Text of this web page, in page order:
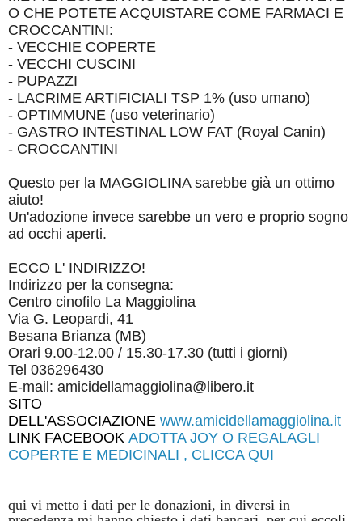
O CHE POTETE ACQUISTARE COME FARMACI E
CROCCANTINI:
- VECCHIE COPERTE
- VECCHI CUSCINI
- PUPAZZI
- LACRIME ARTIFICIALI TSP 1% (uso umano)
- OPTIMMUNE (uso veterinario)
- GASTRO INTESTINAL LOW FAT (Royal Canin)
- CROCCANTINI
Questo per la MAGGIOLINA sarebbe già un ottimo
aiuto!
Un'adozione invece sarebbe un vero e proprio sogno
ad occhi aperti.
ECCO L' INDIRIZZO!
Indirizzo per la consegna:
Centro cinofilo La Maggiolina
Via G. Leopardi, 41
Besana Brianza (MB)
Orari 9.00-12.00 / 15.30-17.30 (tutti i giorni)
Tel 036296430
E-mail: amicidellamaggiolina@libero.it
SITO
DELL'ASSOCIAZIONE www.amicidellamaggiolina.it
LINK FACEBOOK ADOTTA JOY O REGALAGLI
COPERTE E MEDICINALI , CLICCA QUI
qui vi metto i dati per le donazioni, in diversi in